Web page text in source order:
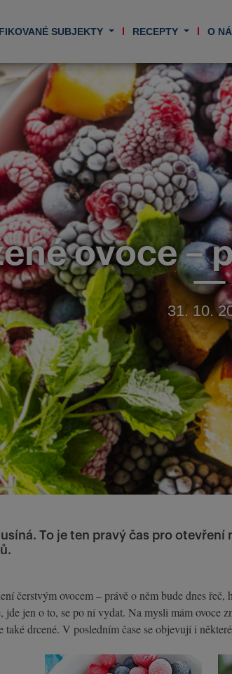
SUBJEKTY RECEPTY O
ovoce –
31. 10.
To je ten pravý čas pro
čerstvým ovocem – právě o něm bude dnes
jen o to, se po ní vydat. Na mysli mám ovoce
také drcené. V posledním čase se objevují i